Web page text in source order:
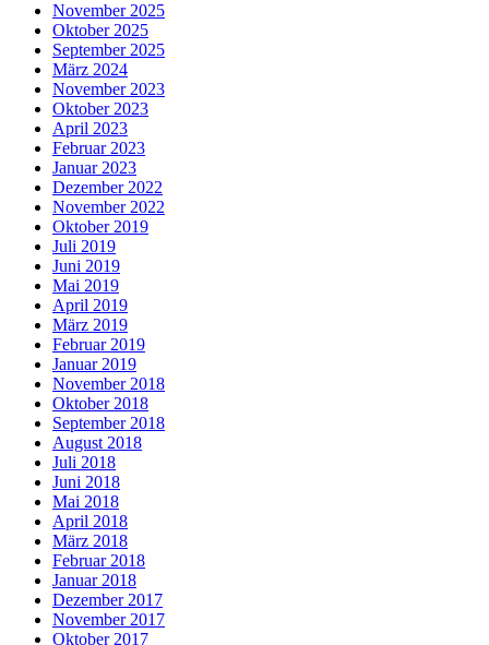
November 2025
Oktober 2025
September 2025
März 2024
November 2023
Oktober 2023
April 2023
Februar 2023
Januar 2023
Dezember 2022
November 2022
Oktober 2019
Juli 2019
Juni 2019
Mai 2019
April 2019
März 2019
Februar 2019
Januar 2019
November 2018
Oktober 2018
September 2018
August 2018
Juli 2018
Juni 2018
Mai 2018
April 2018
März 2018
Februar 2018
Januar 2018
Dezember 2017
November 2017
Oktober 2017